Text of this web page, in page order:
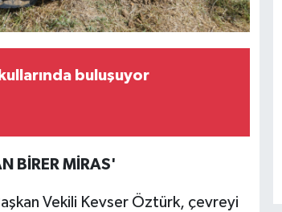
Okullarında buluşuyor
BİRER MİRAS'
Vekili Kevser Öztürk, çevreyi